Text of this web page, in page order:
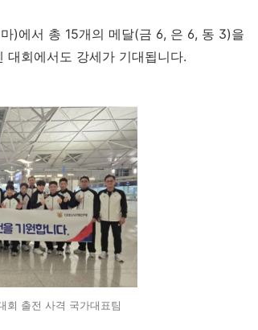
)에서 총 15개의 메달(금 6, 은 6, 동 3)을
회에서도 강세가 기대됩니다.
회 출전 사격 국가대표팀